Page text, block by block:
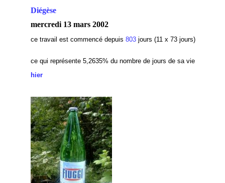
Diégèse
mercredi 13 mars 2002
ce travail est commencé depuis 803jours (11 x 73 jours)
ce qui représente 5,2635% du nombre de jours de sa vie
hier